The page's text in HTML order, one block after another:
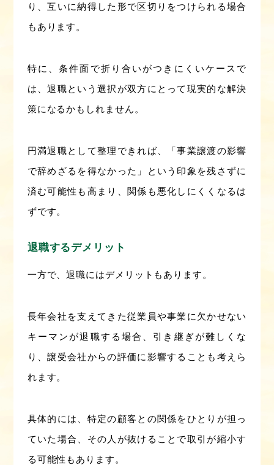
り、互いに納得した形で区切りをつけられる場合
もあります。
特に、条件面で折り合いがつきにくいケースで
は、退職という選択が双方にとって現実的な解決
策になるかもしれません。
円満退職として整理できれば、「事業譲渡の影響
で辞めざるを得なかった」という印象を残さずに
済む可能性も高まり、関係も悪化しにくくなるは
ずです。
退職するデメリット
一方で、退職にはデメリットもあります。
長年会社を支えてきた従業員や事業に欠かせない
キーマンが退職する場合、引き継ぎが難しくな
り、譲受会社からの評価に影響することも考えら
れます。
具体的には、特定の顧客との関係をひとりが担っ
ていた場合、その人が抜けることで取引が縮小す
る可能性もあります。